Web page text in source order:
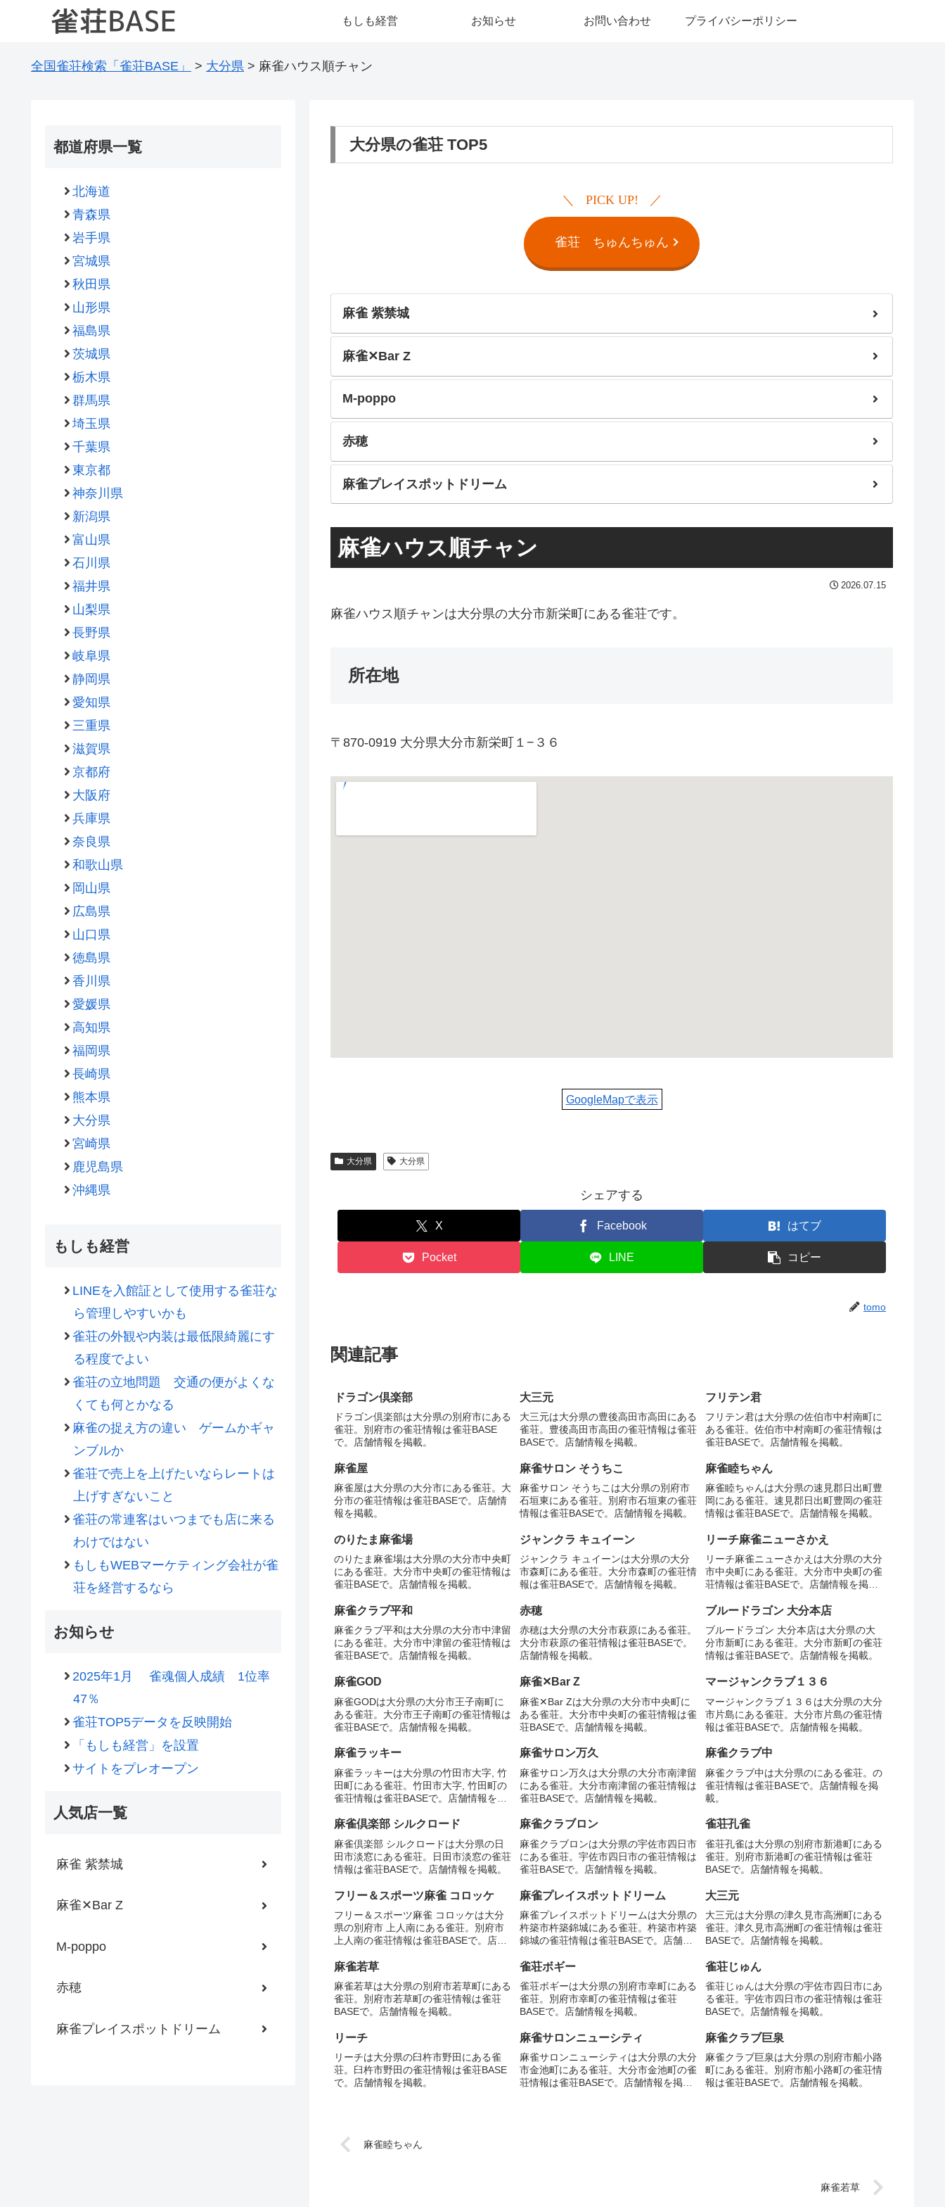
もしも経営 お知らせ お問い合わせ プライバシーポリシー
全国雀荘検索「雀荘BASE」 > 大分県 > 麻雀ハウス順チャン
大分県の雀荘 TOP5
PICK UP!
雀荘 ちゅんちゅん
麻雀 紫禁城
麻雀✕Bar Z
M-poppo
赤穂
麻雀プレイスポットドリーム
麻雀ハウス順チャン
2026.07.15
麻雀ハウス順チャンは大分県の大分市新栄町にある雀荘です。
所在地
〒870-0919 大分県大分市新栄町１−３６
GoogleMapで表示
大分県 大分県
シェアする
X Facebook はてブ
Pocket LINE コピー
tomo
関連記事
ドラゴン倶楽部
ドラゴン倶楽部は大分県の別府市にある
雀荘。別府市の雀荘情報は雀荘BASE
で。店舗情報を掲載。
大三元
大三元は大分県の豊後高田市高田にある
雀荘。豊後高田市高田の雀荘情報は雀荘
BASEで。店舗情報を掲載。
フリテン君
フリテン君は大分県の佐伯市中村南町に
ある雀荘。佐伯市中村南町の雀荘情報は
雀荘BASEで。店舗情報を掲載。
麻雀屋
麻雀屋は大分県の大分市にある雀荘。大
分市の雀荘情報は雀荘BASEで。店舗情
報を掲載。
麻雀サロン そうちこ
麻雀サロン そうちこは大分県の別府市
石垣東にある雀荘。別府市石垣東の雀荘
情報は雀荘BASEで。店舗情報を掲載。
麻雀睦ちゃん
麻雀睦ちゃんは大分県の速見郡日出町豊
岡にある雀荘。速見郡日出町豊岡の雀荘
情報は雀荘BASEで。店舗情報を掲載。
のりたま麻雀場
のりたま麻雀場は大分県の大分市中央町
にある雀荘。大分市中央町の雀荘情報は
雀荘BASEで。店舗情報を掲載。
ジャンクラ キュイーン
ジャンクラ キュイーンは大分県の大分
市森町にある雀荘。大分市森町の雀荘情
報は雀荘BASEで。店舗情報を掲載。
リーチ麻雀ニューさかえ
リーチ麻雀ニューさかえは大分県の大分
市中央町にある雀荘。大分市中央町の雀
荘情報は雀荘BASEで。店舗情報を掲
麻雀クラブ平和
麻雀クラブ平和は大分県の大分市中津留
にある雀荘。大分市中津留の雀荘情報は
雀荘BASEで。店舗情報を掲載。
赤穂
赤穂は大分県の大分市萩原にある雀荘。
大分市萩原の雀荘情報は雀荘BASEで。
店舗情報を掲載。
ブルードラゴン 大分本店
ブルードラゴン 大分本店は大分県の大
分市新町にある雀荘。大分市新町の雀荘
情報は雀荘BASEで。店舗情報を掲載。
麻雀GOD
麻雀GODは大分県の大分市王子南町に
ある雀荘。大分市王子南町の雀荘情報は
雀荘BASEで。店舗情報を掲載。
麻雀✕Bar Z
麻雀✕Bar Zは大分県の大分市中央町に
ある雀荘。大分市中央町の雀荘情報は雀
荘BASEで。店舗情報を掲載。
マージャンクラブ１３６
マージャンクラブ１３６は大分県の大分
市片島にある雀荘。大分市片島の雀荘情
報は雀荘BASEで。店舗情報を掲載。
麻雀ラッキー
麻雀ラッキーは大分県の竹田市大字, 竹
田町にある雀荘。竹田市大字, 竹田町の
雀荘情報は雀荘BASEで。店舗情報を掲
麻雀サロン万久
麻雀サロン万久は大分県の大分市南津留
にある雀荘。大分市南津留の雀荘情報は
雀荘BASEで。店舗情報を掲載。
麻雀クラブ中
麻雀クラブ中は大分県のにある雀荘。の
雀荘情報は雀荘BASEで。店舗情報を掲
載。
麻雀倶楽部 シルクロード
麻雀倶楽部 シルクロードは大分県の日
田市淡窓にある雀荘。日田市淡窓の雀荘
情報は雀荘BASEで。店舗情報を掲載。
麻雀クラブロン
麻雀クラブロンは大分県の宇佐市四日市
にある雀荘。宇佐市四日市の雀荘情報は
雀荘BASEで。店舗情報を掲載。
雀荘孔雀
雀荘孔雀は大分県の別府市新港町にある
雀荘。別府市新港町の雀荘情報は雀荘
BASEで。店舗情報を掲載。
フリー＆スポーツ麻雀 コロッケ
フリー＆スポーツ麻雀 コロッケは大分
県の別府市 上人南にある雀荘。別府市
上人南の雀荘情報は雀荘BASEで。店舗
麻雀プレイスポットドリーム
麻雀プレイスポットドリームは大分県の
杵築市杵築錦城にある雀荘。杵築市杵築
錦城の雀荘情報は雀荘BASEで。店舗情
大三元
大三元は大分県の津久見市高洲町にある
雀荘。津久見市高洲町の雀荘情報は雀荘
BASEで。店舗情報を掲載。
麻雀若草
麻雀若草は大分県の別府市若草町にある
雀荘。別府市若草町の雀荘情報は雀荘
BASEで。店舗情報を掲載。
雀荘ボギー
雀荘ボギーは大分県の別府市幸町にある
雀荘。別府市幸町の雀荘情報は雀荘
BASEで。店舗情報を掲載。
雀荘じゅん
雀荘じゅんは大分県の宇佐市四日市にあ
る雀荘。宇佐市四日市の雀荘情報は雀荘
BASEで。店舗情報を掲載。
リーチ
リーチは大分県の臼杵市野田にある雀
荘。臼杵市野田の雀荘情報は雀荘BASE
で。店舗情報を掲載。
麻雀サロンニューシティ
麻雀サロンニューシティは大分県の大分
市金池町にある雀荘。大分市金池町の雀
荘情報は雀荘BASEで。店舗情報を掲
麻雀クラブ巨泉
麻雀クラブ巨泉は大分県の別府市船小路
町にある雀荘。別府市船小路町の雀荘情
報は雀荘BASEで。店舗情報を掲載。
麻雀睦ちゃん
麻雀若草
都道府県一覧
北海道
青森県
岩手県
宮城県
秋田県
山形県
福島県
茨城県
栃木県
群馬県
埼玉県
千葉県
東京都
神奈川県
新潟県
富山県
石川県
福井県
山梨県
長野県
岐阜県
静岡県
愛知県
三重県
滋賀県
京都府
大阪府
兵庫県
奈良県
和歌山県
岡山県
広島県
山口県
徳島県
香川県
愛媛県
高知県
福岡県
長崎県
熊本県
大分県
宮崎県
鹿児島県
沖縄県
もしも経営
LINEを入館証として使用する雀荘な
ら管理しやすいかも
雀荘の外観や内装は最低限綺麗にす
る程度でよい
雀荘の立地問題 交通の便がよくな
くても何とかなる
麻雀の捉え方の違い ゲームかギャ
ンブルか
雀荘で売上を上げたいならレートは
上げすぎないこと
雀荘の常連客はいつまでも店に来る
わけではない
もしもWEBマーケティング会社が雀
荘を経営するなら
お知らせ
2025年1月 雀魂個人成績 1位率
47％
雀荘TOP5データを反映開始
「もしも経営」を設置
サイトをプレオープン
人気店一覧
麻雀 紫禁城
麻雀✕Bar Z
M-poppo
赤穂
麻雀プレイスポットドリーム